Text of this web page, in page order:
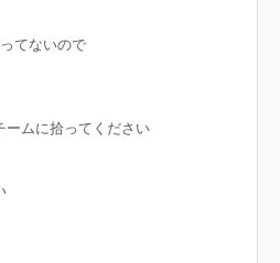
てないので
ームに拾ってください